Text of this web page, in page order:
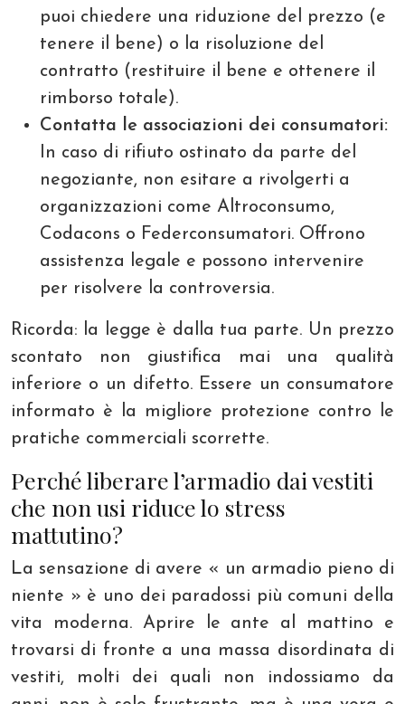
puoi chiedere una riduzione del prezzo (e
tenere il bene) o la risoluzione del
contratto (restituire il bene e ottenere il
rimborso totale).
Contatta le associazioni dei consumatori:
In caso di rifiuto ostinato da parte del
negoziante, non esitare a rivolgerti a
organizzazioni come Altroconsumo,
Codacons o Federconsumatori. Offrono
assistenza legale e possono intervenire
per risolvere la controversia.
Ricorda: la legge è dalla tua parte. Un prezzo
scontato non giustifica mai una qualità
inferiore o un difetto. Essere un consumatore
informato è la migliore protezione contro le
pratiche commerciali scorrette.
Perché liberare l’armadio dai vestiti
che non usi riduce lo stress
mattutino?
La sensazione di avere « un armadio pieno di
niente » è uno dei paradossi più comuni della
vita moderna. Aprire le ante al mattino e
trovarsi di fronte a una massa disordinata di
vestiti, molti dei quali non indossiamo da